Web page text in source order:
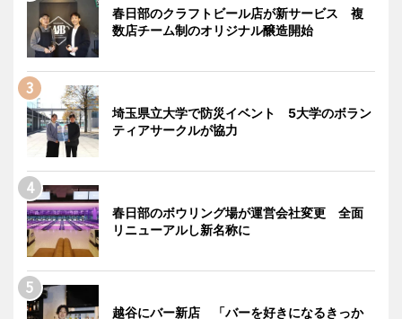
春日部のクラフトビール店が新サービス 複
数店チーム制のオリジナル醸造開始
埼玉県立大学で防災イベント 5大学のボラン
ティアサークルが協力
春日部のボウリング場が運営会社変更 全面
リニューアルし新名称に
越谷にバー新店 「バーを好きになるきっか